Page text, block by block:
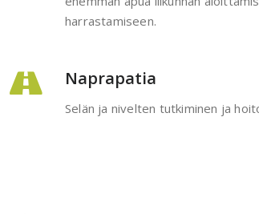
harrastamiseen.
Naprapatia
Selän ja nivelten tutkiminen ja